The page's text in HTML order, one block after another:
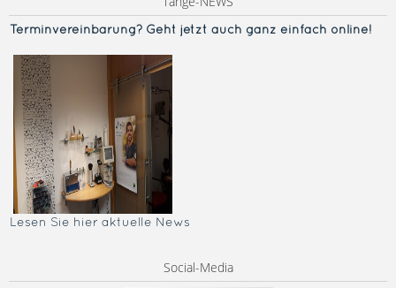
Terminvereinbarung? Geht jetzt auch ganz einfach online!
Lesen Sie hier aktuelle News
Social-Media